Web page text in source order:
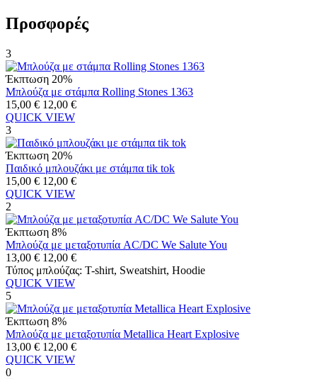
Προσφορές
3
Έκπτωση 20%
Μπλούζα με στάμπα Rolling Stones 1363
15,00 € 12,00 €
QUICK VIEW
3
Έκπτωση 20%
Παιδικό μπλουζάκι με στάμπα tik tok
15,00 € 12,00 €
QUICK VIEW
2
Έκπτωση 8%
Μπλούζα με μεταξοτυπία AC/DC We Salute You
13,00 € 12,00 €
Τύπος μπλούζας: T-shirt, Sweatshirt, Hoodie
QUICK VIEW
5
Έκπτωση 8%
Μπλούζα με μεταξοτυπία Metallica Heart Explosive
13,00 € 12,00 €
QUICK VIEW
0